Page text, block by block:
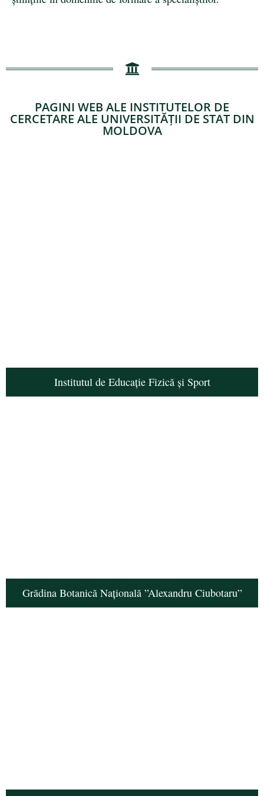
PAGINI WEB ALE INSTITUTELOR DE
CERCETARE ALE UNIVERSITĂȚII DE STAT DIN
MOLDOVA
Institutul de Educație Fizică și Sport
Grădina Botanică Națională ”Alexandru Ciubotaru”